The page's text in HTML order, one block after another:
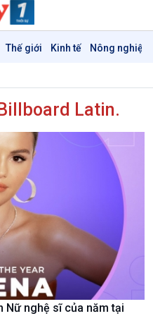
Thế giới Kinh tế Nông nghiệp
Thời sự
Thời sự 6h
Thời sự 12h
Thời sự 18h
Thời sự 21h30
Bản tin
Chuyên mục
Theo dòng Thời sự
Thế giới
Billboard Latin.
Nữ nghệ sĩ của năm tại